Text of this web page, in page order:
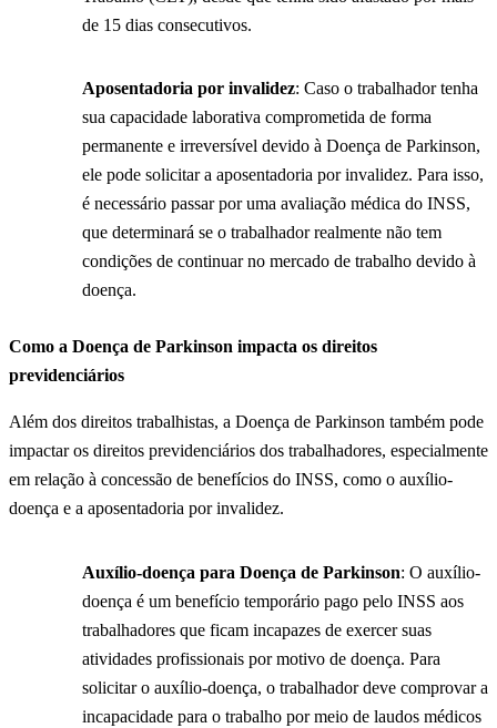
de 15 dias consecutivos.
Aposentadoria por invalidez: Caso o trabalhador tenha
sua capacidade laborativa comprometida de forma
permanente e irreversível devido à Doença de Parkinson,
ele pode solicitar a aposentadoria por invalidez. Para isso,
é necessário passar por uma avaliação médica do INSS,
que determinará se o trabalhador realmente não tem
condições de continuar no mercado de trabalho devido à
doença.
Como a Doença de Parkinson impacta os direitos
previdenciários
Além dos direitos trabalhistas, a Doença de Parkinson também pode
impactar os direitos previdenciários dos trabalhadores, especialmente
em relação à concessão de benefícios do INSS, como o auxílio-
doença e a aposentadoria por invalidez.
Auxílio-doença para Doença de Parkinson: O auxílio-
doença é um benefício temporário pago pelo INSS aos
trabalhadores que ficam incapazes de exercer suas
atividades profissionais por motivo de doença. Para
solicitar o auxílio-doença, o trabalhador deve comprovar a
incapacidade para o trabalho por meio de laudos médicos